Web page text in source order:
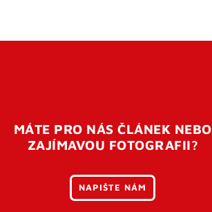
MÁTE PRO NÁS ČLÁNEK NEBO
ZAJÍMAVOU FOTOGRAFII?
NAPIŠTE NÁM